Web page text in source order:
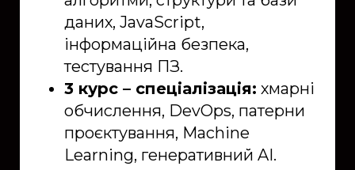
даних, JavaScript,
інформаційна безпека,
тестування ПЗ.
3 курс – спеціалізація: хмарні
обчислення, DevOps, патерни
проєктування, Machine
Learning, генеративний AI.